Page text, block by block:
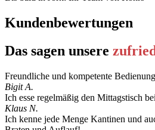
Kundenbewertungen
Das sagen unsere
Freundliche und kompetente
Bigit A.
Ich esse regelmäßig den Mittagstisch
Klaus N.
Ich kenne jede Menge Kantinen und